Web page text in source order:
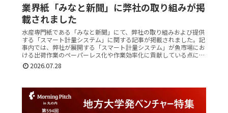
業界紙「みなと新聞」に弊社の取り組みが掲
載されました
水産専門紙である「みなと新聞」にて、弊社の取り組みおよび提供
する「スマート計量システム」に関する記事が掲載されました。記
事内では、弊社が展開する「スマート計量システム」が魚市場にお
ける出荷作業のペーパーレス化や作業効率化に貢献している点に
つ…2026.07.28